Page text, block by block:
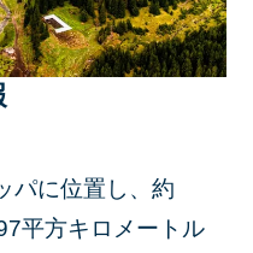
パに位置し、約
平方キロメートル